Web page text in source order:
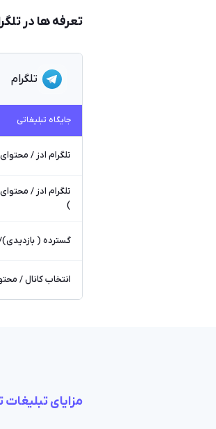
تعرفه ها در
تلگرام
جایگاه تبلیغاتی
تلگرام ادز /
تلگرام ادز /
)
گسترده (
انتخاب کانال /
مزایای تبلیغات